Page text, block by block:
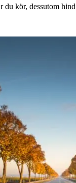
du kör, dessutom